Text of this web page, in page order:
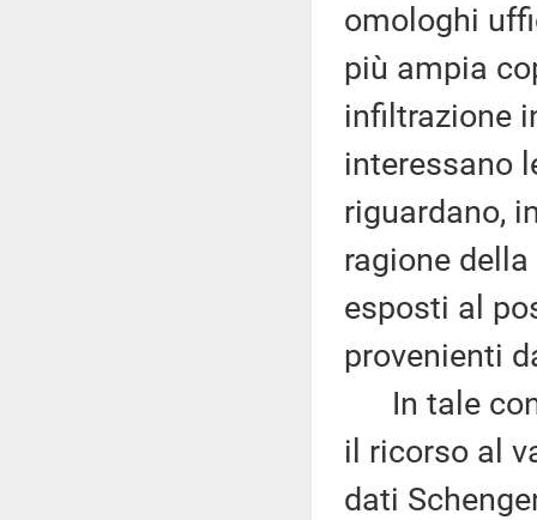
omologhi
più ampia
infiltrazione
interessano
riguardano,
ragione
esposti al
provenienti
In tale
il ricorso al
dati